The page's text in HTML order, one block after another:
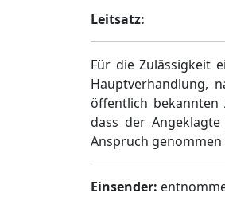
Leitsatz:
Für die Zulässigkeit
Hauptverhandlung,
öffentlich
dass der
Anspruch genommen
Einsender: